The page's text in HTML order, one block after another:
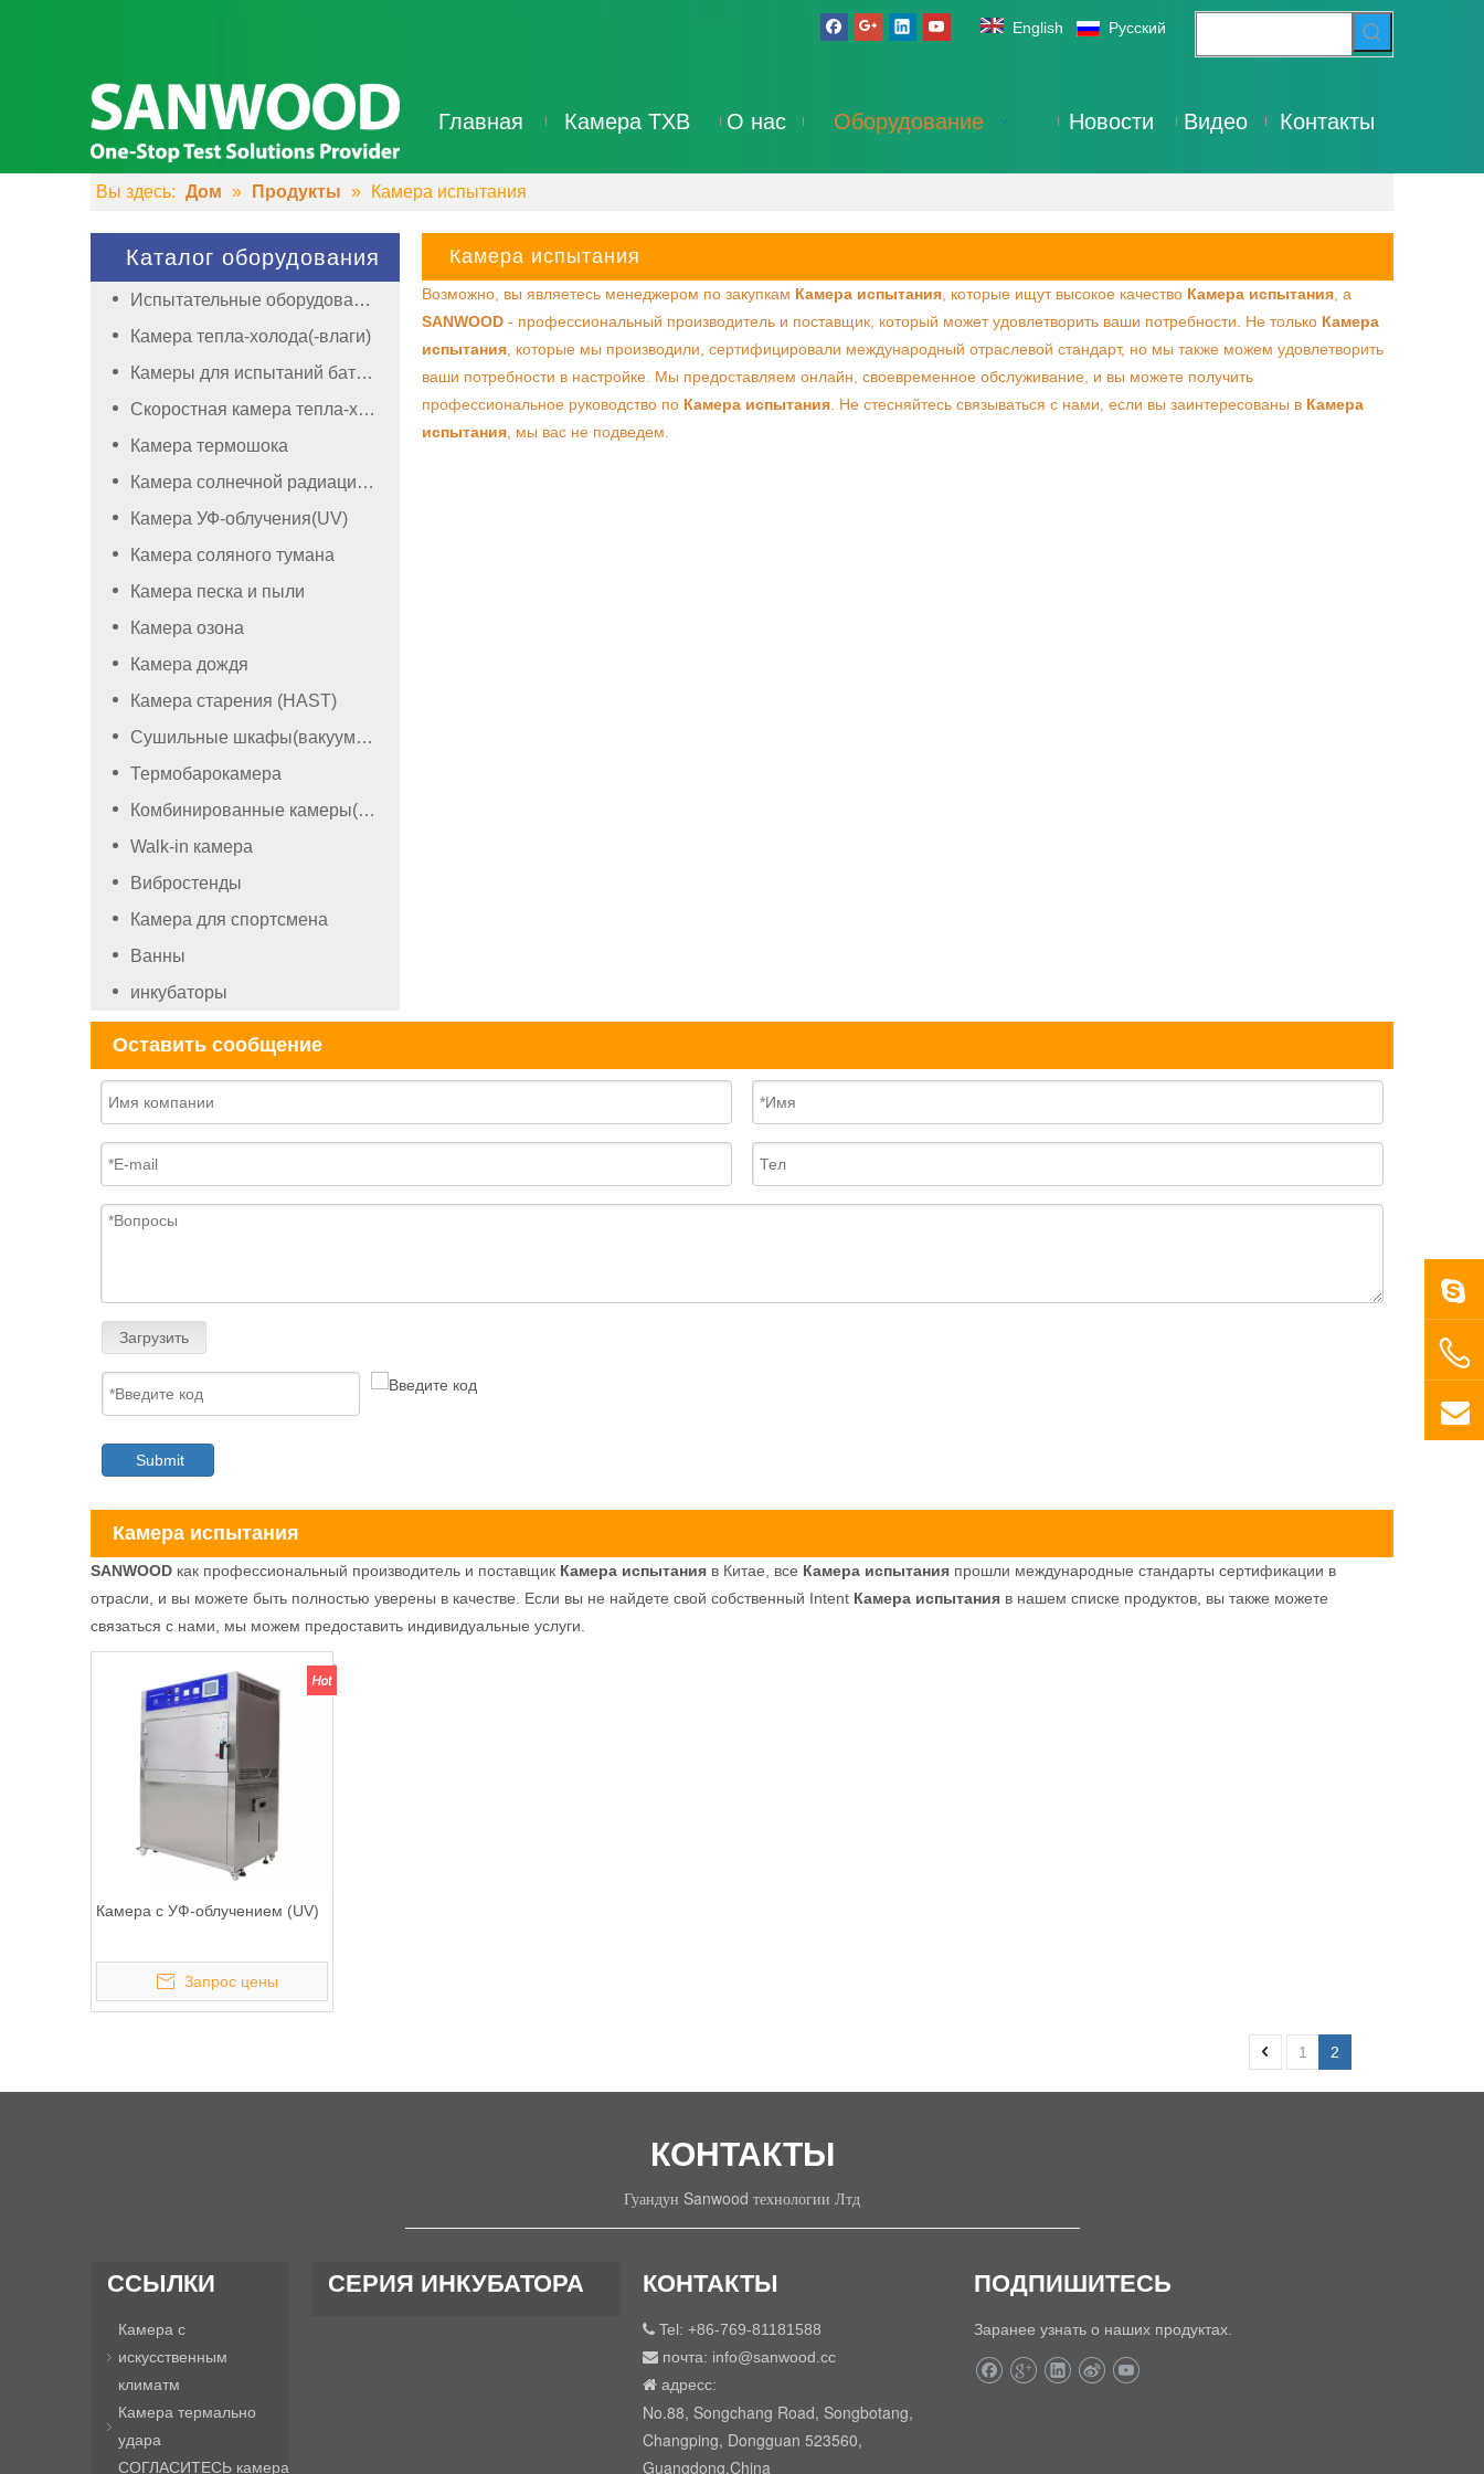
English Pусский
Главная Камера ТХВ О нас Оборудование Новости Видео Контакты
Вы здесь: Дом » Продукты » Камера испытания
Каталог оборудования
Испытательные оборудования
Камера тепла-холода(-влаги)
Камеры для испытаний батареи
Скоростная камера тепла-холода(-влаги)
Камера термошока
Камера солнечной радиации(ксеноновая)
Камера УФ-облучения(UV)
Камера соляного тумана
Камера песка и пыли
Камера озона
Камера дождя
Камера старения (HAST)
Сушильные шкафы(вакуумный)
Термобарокамера
Комбинированные камеры(камеры со вибростендом)
Walk-in камера
Вибростенды
Камера для спортсмена
Ванны
инкубаторы
Камера испытания
Возможно, вы являетесь менеджером по закупкам Камера испытания , которые ищут высокое качество Камера испытания , а
SANWOOD - профессиональный производитель и поставщик, который может удовлетворить ваши потребности. Не только Камера
испытания , которые мы производили, сертифицировали международный отраслевой стандарт, но мы также можем удовлетворить
ваши потребности в настройке. Мы предоставляем онлайн, своевременное обслуживание, и вы можете получить
профессиональное руководство по Камера испытания . Не стесняйтесь связываться с нами, если вы заинтересованы в Камера
испытания , мы вас не подведем.
Оставить сообщение
Загрузить
Submit
Камера испытания
SANWOOD как профессиональный производитель и поставщик Камера испытания в Китае, все Камера испытания прошли международные стандарты сертификации в
отрасли, и вы можете быть полностью уверены в качестве. Если вы не найдете свой собственный Intent Камера испытания в нашем списке продуктов, вы также можете
связаться с нами, мы можем предоставить индивидуальные услуги.
Камера с УФ-облучением (UV)
Запрос цены
1 2
КОНТАКТЫ
Гуандун Sanwood технологии Лтд
ССЫЛКИ
Камера c
искусственным
климатм
Камера термально
удара
СОГЛАСИТЕСЬ камера
СЕРИЯ ИНКУБАТОРА КОНТАКТЫ
 Tel: +86-769-81181588
 почта: info@sanwood.cc
 адресс:
No.88, Songchang Road, Songbotang,
Changping, Dongguan 523560,
Guangdong,China
ПОДПИШИТЕСЬ
Заранее узнать о наших продуктах.